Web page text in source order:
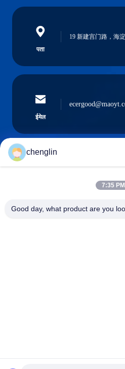
पता
19 新建宫门路，海
ईमेल
chenglin
7:35 PM
Good day, what product are you